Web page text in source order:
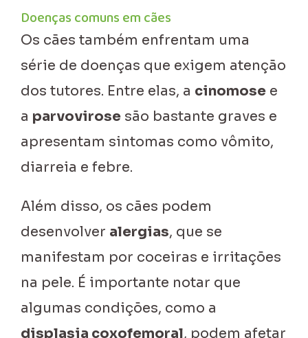
Doenças comuns em cães
Os cães também enfrentam uma
série de doenças que exigem atenção
dos tutores. Entre elas, a cinomose e
a parvovirose são bastante graves e
apresentam sintomas como vômito,
diarreia e febre.
Além disso, os cães podem
desenvolver alergias, que se
manifestam por coceiras e irritações
na pele. É importante notar que
algumas condições, como a
displasia coxofemoral, podem afetar